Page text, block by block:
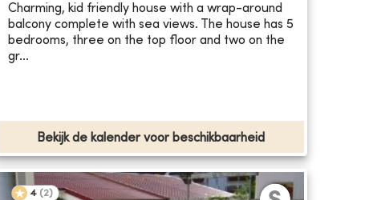
Charming, kid friendly house with a wrap-around
balcony complete with sea views. The house has 5
bedrooms, three on the top floor and two on the
gr...
Bekijk de kalender voor beschikbaarheid
4 (2)